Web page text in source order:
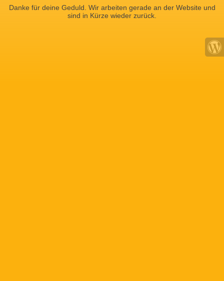
Danke für deine Geduld. Wir arbeiten gerade an der Website und
sind in Kürze wieder zurück.